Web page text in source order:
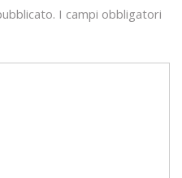
I campi obbligatori